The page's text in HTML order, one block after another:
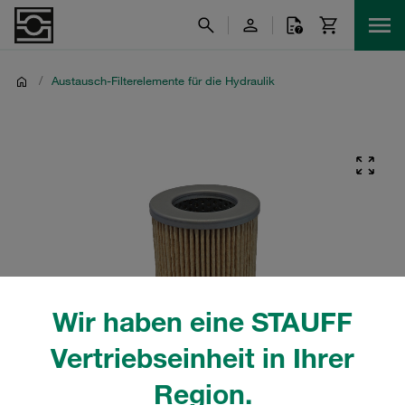
Wir haben eine STAUFF
Vertriebseinheit in Ihrer
Region.
/ Austausch-Filterelemente für die Hydraulik